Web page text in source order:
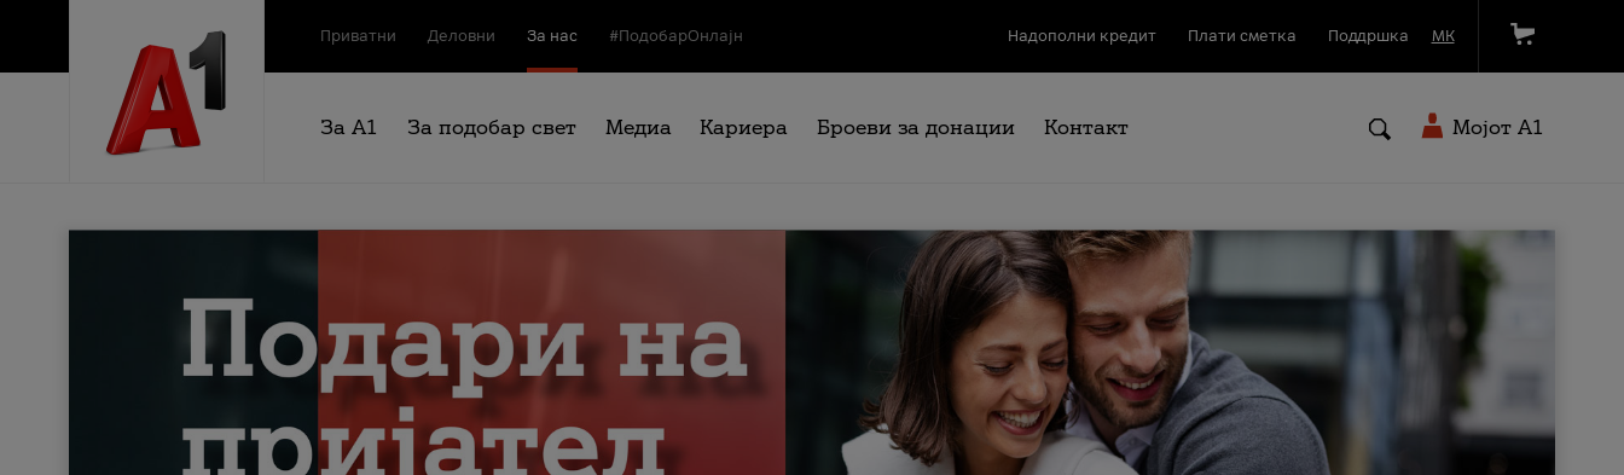
Приватни Деловни За нас #ПодобарОнлајн Надополни кредит Плати сметка Поддршка МК
За А1 За подобар свет Медиа Кариера Броеви за донации Контакт Мојот A1